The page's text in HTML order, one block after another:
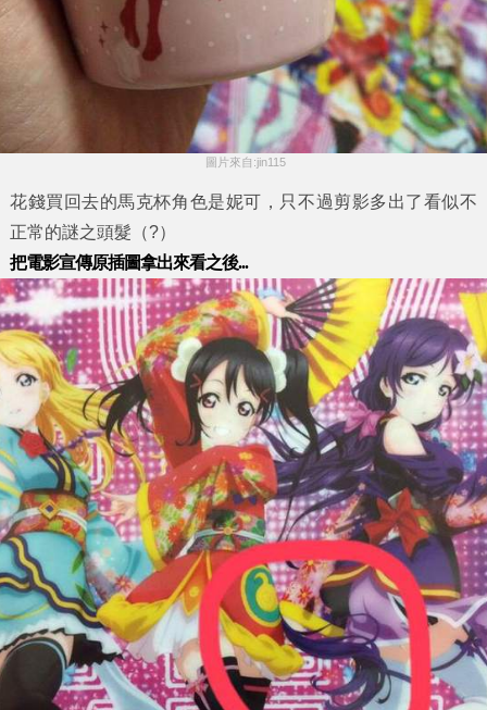
圖片來自:jin115
花錢買回去的馬克杯角色是妮可，只不過剪影多出了看似不
正常的謎之頭髮（?）
把電影宣傳原插圖拿出來看之後...